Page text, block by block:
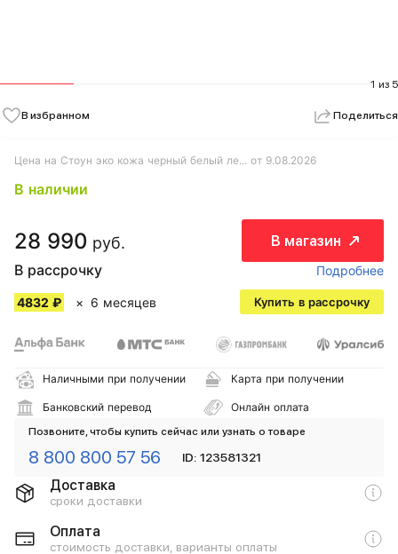
1 из 5
В избранном Поделиться
Цена на Стоун эко кожа черный белый ле... от 9.08.2026
В наличии
28 990 руб. В магазин
В рассрочку Подробнее
4832 ₽ 6 месяцев Купить в рассрочку
Наличными при получении Карта при получении
Банковский перевод Онлайн оплата
Позвоните, чтобы купить сейчас или узнать о товаре
8 800 800 57 56 ID: 123581321
Доставка
сроки доставки
Оплата
стоимость доставки, варианты оплаты